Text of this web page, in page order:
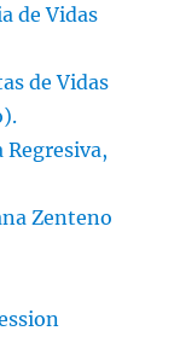
de Vidas
de Vidas
Regresiva,
Zenteno